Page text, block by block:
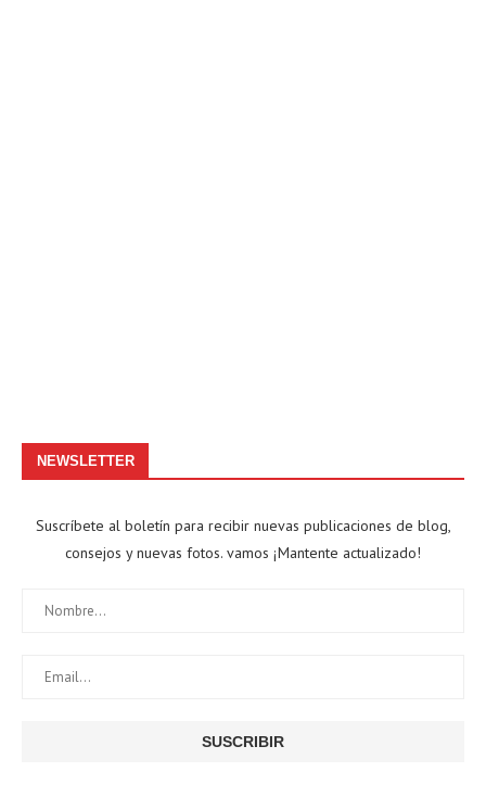
NEWSLETTER
Suscríbete al boletín para recibir nuevas publicaciones de blog,
consejos y nuevas fotos. vamos ¡Mantente actualizado!